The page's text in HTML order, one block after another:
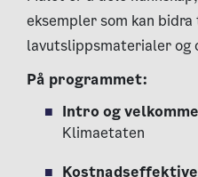
eksempler som kan
lavutslippsmaterialer og
På programmet:
Intro og
Klimaetaten